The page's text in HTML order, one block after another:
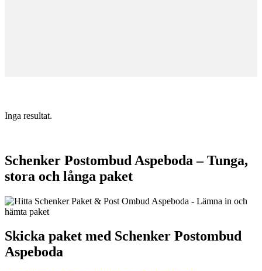
Inga resultat.
Schenker Postombud Aspeboda – Tunga,
stora och långa paket
Skicka paket med Schenker Postombud
Aspeboda